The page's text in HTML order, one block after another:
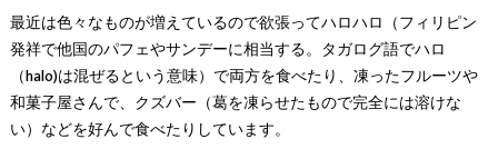
最近は色々なものが増えているので欲張ってハロハロ（フィリピン
発祥で他国のパフェやサンデーに相当する。タガログ語でハロ
（halo)は混ぜるという意味）で両方を食べたり、凍ったフルーツや
和菓子屋さんで、クズバー（葛を凍らせたもので完全には溶けな
い）などを好んで食べたりしています。